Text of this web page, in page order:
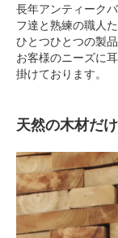
長年アンティーク
フ達と熟練の職人
ひとつひとつの製
お客様のニーズに
掛けております。
天然の木材だ